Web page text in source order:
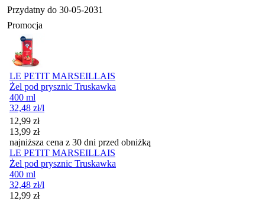
Przydatny do 30-05-2031
Promocja
LE PETIT MARSEILLAIS
Żel pod prysznic Truskawka
400 ml
32,48 zł/l
Cena promocyjna
12,99 zł
13,99 zł
najniższa cena z 30 dni przed obniżką
LE PETIT MARSEILLAIS
Żel pod prysznic Truskawka
400 ml
32,48 zł/l
Cena promocyjna
12,99 zł